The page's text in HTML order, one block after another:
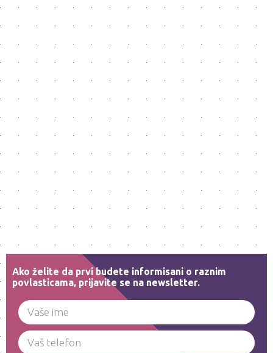
Ako želite da prvi budete informisani o raznim
povlasticama, prijavite se na newsletter.